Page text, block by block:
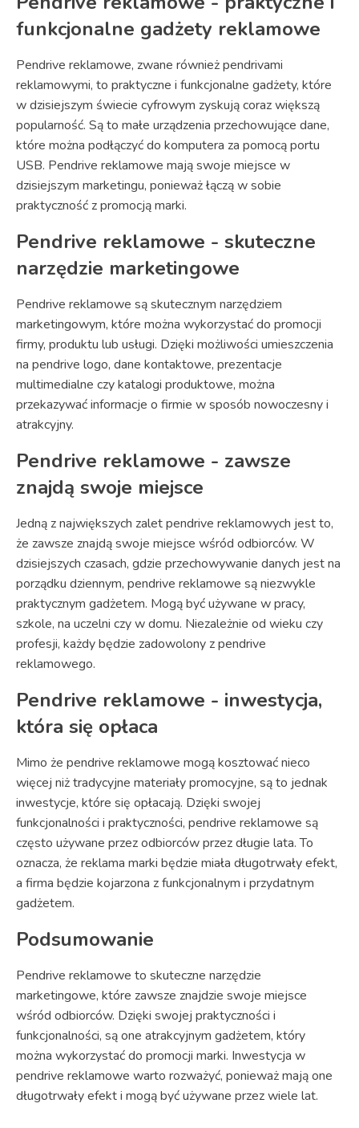
funkcjonalne gadżety reklamowe
Pendrive reklamowe, zwane również pendrivami
reklamowymi, to praktyczne i funkcjonalne gadżety, które
w dzisiejszym świecie cyfrowym zyskują coraz większą
popularność. Są to małe urządzenia przechowujące dane,
które można podłączyć do komputera za pomocą portu
USB. Pendrive reklamowe mają swoje miejsce w
dzisiejszym marketingu, ponieważ łączą w sobie
praktyczność z promocją marki.
Pendrive reklamowe - skuteczne
narzędzie marketingowe
Pendrive reklamowe są skutecznym narzędziem
marketingowym, które można wykorzystać do promocji
firmy, produktu lub usługi. Dzięki możliwości umieszczenia
na pendrive logo, dane kontaktowe, prezentacje
multimedialne czy katalogi produktowe, można
przekazywać informacje o firmie w sposób nowoczesny i
atrakcyjny.
Pendrive reklamowe - zawsze
znajdą swoje miejsce
Jedną z największych zalet pendrive reklamowych jest to,
że zawsze znajdą swoje miejsce wśród odbiorców. W
dzisiejszych czasach, gdzie przechowywanie danych jest na
porządku dziennym, pendrive reklamowe są niezwykle
praktycznym gadżetem. Mogą być używane w pracy,
szkole, na uczelni czy w domu. Niezależnie od wieku czy
profesji, każdy będzie zadowolony z pendrive
reklamowego.
Pendrive reklamowe - inwestycja,
która się opłaca
Mimo że pendrive reklamowe mogą kosztować nieco
więcej niż tradycyjne materiały promocyjne, są to jednak
inwestycje, które się opłacają. Dzięki swojej
funkcjonalności i praktyczności, pendrive reklamowe są
często używane przez odbiorców przez długie lata. To
oznacza, że reklama marki będzie miała długotrwały efekt,
a firma będzie kojarzona z funkcjonalnym i przydatnym
gadżetem.
Podsumowanie
Pendrive reklamowe to skuteczne narzędzie
marketingowe, które zawsze znajdzie swoje miejsce
wśród odbiorców. Dzięki swojej praktyczności i
funkcjonalności, są one atrakcyjnym gadżetem, który
można wykorzystać do promocji marki. Inwestycja w
pendrive reklamowe warto rozważyć, ponieważ mają one
długotrwały efekt i mogą być używane przez wiele lat.